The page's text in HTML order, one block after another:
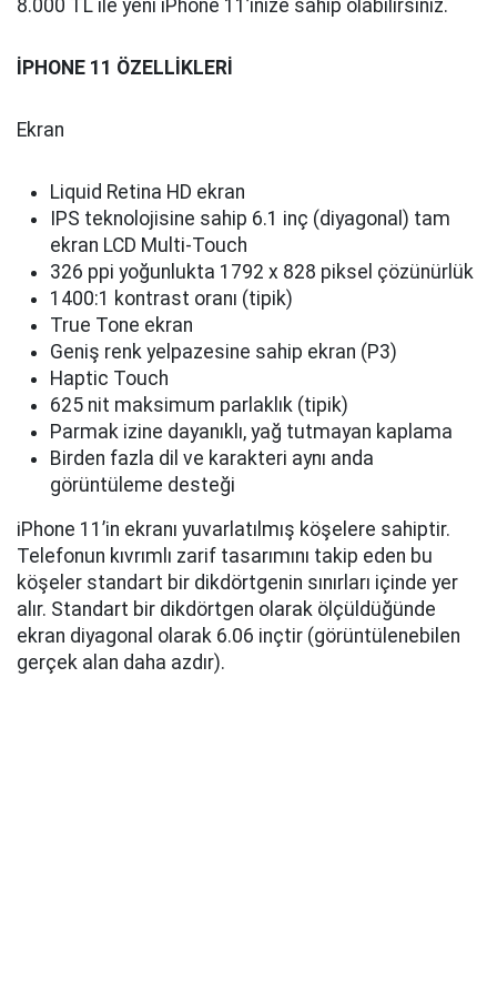
8.000 TL ile yeni iPhone 11’inize sahip olabilirsiniz.
İPHONE 11 ÖZELLİKLERİ
Ekran
Liquid Retina HD ekran
IPS teknolojisine sahip 6.1 inç (diyagonal) tam
ekran LCD Multi-Touch
326 ppi yoğunlukta 1792 x 828 piksel çözünürlük
1400:1 kontrast oranı (tipik)
True Tone ekran
Geniş renk yelpazesine sahip ekran (P3)
Haptic Touch
625 nit maksimum parlaklık (tipik)
Parmak izine dayanıklı, yağ tutmayan kaplama
Birden fazla dil ve karakteri aynı anda
görüntüleme desteği
iPhone 11’in ekranı yuvarlatılmış köşelere sahiptir.
Telefonun kıvrımlı zarif tasarımını takip eden bu
köşeler standart bir dikdörtgenin sınırları içinde yer
alır. Standart bir dikdörtgen olarak ölçüldüğünde
ekran diyagonal olarak 6.06 inçtir (görüntülenebilen
gerçek alan daha azdır).